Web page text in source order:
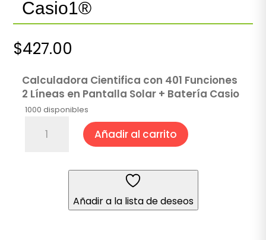
Casio1®
$427.00
Calculadora Cientifica con 401 Funciones
2 Líneas en Pantalla Solar + Batería Casio
1000 disponibles
Científica
Añadir al carrito
Añadir a la lista de deseos